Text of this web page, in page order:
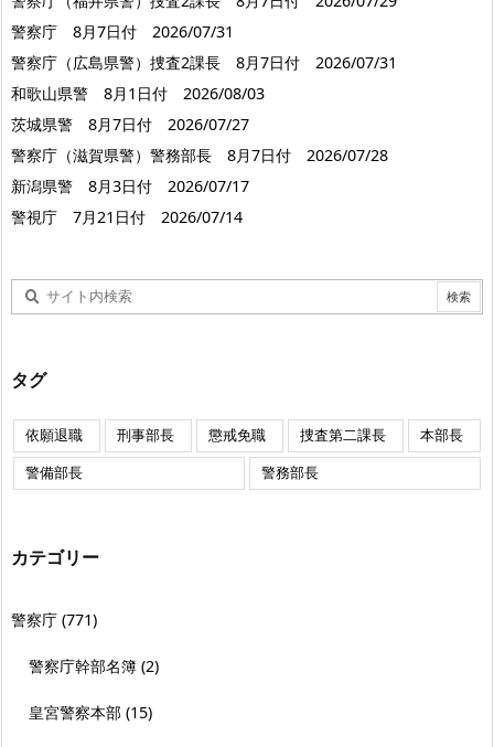
警察庁 8月7日付 2026/07/31
警察庁（広島県警）捜査2課長 8月7日付 2026/07/31
和歌山県警 8月1日付 2026/08/03
茨城県警 8月7日付 2026/07/27
警察庁（滋賀県警）警務部長 8月7日付 2026/07/28
新潟県警 8月3日付 2026/07/17
警視庁 7月21日付 2026/07/14
タグ
依願退職 刑事部長 懲戒免職 捜査第二課長
本部長
警備部長
警務部長
カテゴリー
警察庁 (771)
警察庁幹部名簿 (2)
皇宮警察本部 (15)